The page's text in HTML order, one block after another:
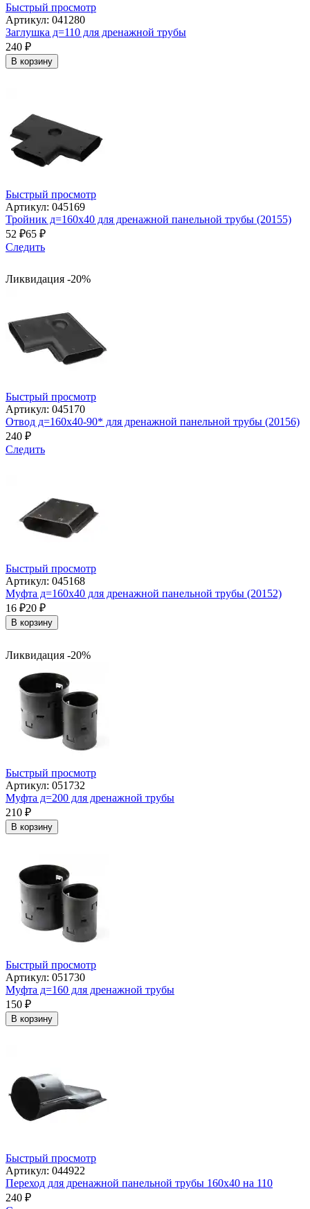
Быстрый просмотр
Артикул: 041280
Заглушка д=110 для дренажной трубы
240 ₽
В корзину
Быстрый просмотр
Артикул: 045169
Тройник д=160х40 для дренажной панельной трубы (20155)
52 ₽65 ₽
Следить
Ликвидация -20%
Быстрый просмотр
Артикул: 045170
Отвод д=160х40-90* для дренажной панельной трубы (20156)
240 ₽
Следить
Быстрый просмотр
Артикул: 045168
Муфта д=160х40 для дренажной панельной трубы (20152)
16 ₽20 ₽
В корзину
Ликвидация -20%
Быстрый просмотр
Артикул: 051732
Муфта д=200 для дренажной трубы
210 ₽
В корзину
Быстрый просмотр
Артикул: 051730
Муфта д=160 для дренажной трубы
150 ₽
В корзину
Быстрый просмотр
Артикул: 044922
Переход для дренажной панельной трубы 160х40 на 110
240 ₽